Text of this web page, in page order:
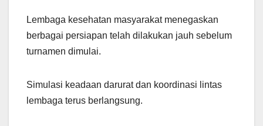
Lembaga kesehatan masyarakat menegaskan
berbagai persiapan telah dilakukan jauh sebelum
turnamen dimulai.
Simulasi keadaan darurat dan koordinasi lintas
lembaga terus berlangsung.